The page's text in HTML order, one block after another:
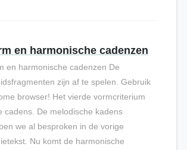
en harmonische cadenzen
en harmonische cadenzen De
zijn af te spelen. Gebruik
browser! Het vierde vormcriterium
cadens. De melodische kadens
we al besproken in de vorige
Nu komt de harmonische